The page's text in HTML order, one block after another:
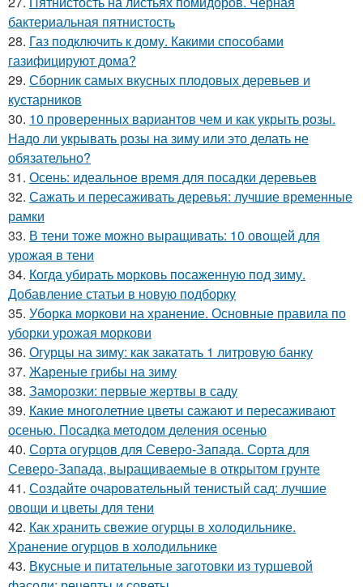
бактериальная пятнистость
28. Газ подключить к дому. Какими способами
газифицируют дома?
29. Сборник самых вкусных плодовых деревьев и
кустарников
30. 10 проверенных вариантов чем и как укрыть розы.
Надо ли укрывать розы на зиму или это делать не
обязательно?
31. Осень: идеальное время для посадки деревьев
32. Сажать и пересаживать деревья: лучшие временные
рамки
33. В тени тоже можно выращивать: 10 овощей для
урожая в тени
34. Когда убирать морковь посаженную под зиму.
Добавление статьи в новую подборку
35. Уборка моркови на хранение. Основные правила по
уборки урожая моркови
36. Огурцы на зиму: как закатать 1 литровую банку
37. Жареные грибы на зиму
38. Заморозки: первые жертвы в саду
39. Какие многолетние цветы сажают и пересаживают
осенью. Посадка методом деления осенью
40. Сорта огурцов для Северо-Запада. Сорта для
Северо-Запада, выращиваемые в открытом грунте
41. Создайте очаровательный тенистый сад: лучшие
овощи и цветы для тени
42. Как хранить свежие огурцы в холодильнике.
Хранение огурцов в холодильнике
43. Вкусные и питательные заготовки из туршевой